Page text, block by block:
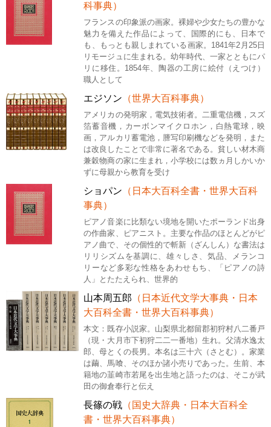
科事典）
フランスの印象派の画家。裸婦や少女たちの豊かな
魅力を備えた作品によって、国際的にも、日本で
も、もっとも親しまれている画家。1841年2月25日
リモージュに生まれる。幼年時代、一家とともにパ
リに移住。1854年、陶器の工房に絵付（えつけ）
職人として
エジソン （世界大百科事典）
アメリカの発明家，電気技術者。二重電信機，スズ
箔蓄音機，カーボンマイクロホン，白熱電球，映
画，アルカリ蓄電池，謄写印刷機などを発明，また
は改良したことで非常に著名である。貧しい材木商
兼穀物商の家に生まれ，小学校には数ヵ月しかいか
ずに母親から教育を受け
ショパン （日本大百科全書・世界大百科
事典）
ピアノ音楽に比類ない境地を開いたポーランド出身
の作曲家、ピアニスト。主要な作品のほとんどがピ
アノ曲で、その個性的で斬新（ざんしん）な書法は
リリシズムを基調に、雄々しさ、気品、メランコ
リーなど多彩な性格をあわせもち、「ピアノの詩
人」とたたえられ、世界的
山本周五郎 （日本近代文学大事典・日本
大百科全書・世界大百科事典）
本文：既存小説家。山梨県北都留郡初狩村八二番戸
（現・大月市下初狩二二一番地）生れ。父清水逸太
郎、母とくの長男。本名は三十六（さとむ）。家業
は繭、馬喰、そのほか諸小売りであった。生前、本
籍地の韮崎市若尾を出生地と語ったのは、そこが武
田の御倉奉行と伝え
長篠の戦 （国史大辞典・日本大百科全
書・世界大百科事典）